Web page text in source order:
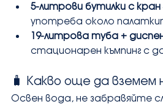
5-литрови бутилки с кран
употреба около
19-литрова туба +
стационарен къмпинг с
🧳 Какво още да вземем
Освен вода, не забравяйте